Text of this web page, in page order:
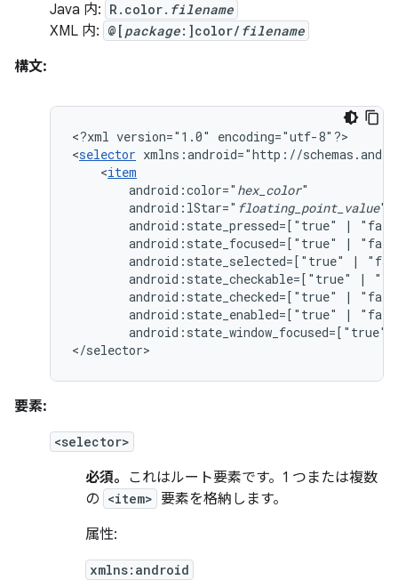
Java 内: R.color. filename
XML 内: @[ package:]color/ filename
構文:
<?xml version="1.0"
encoding="utf-8"?>
<selector xmlns:android="http://
<item
android:color=" hex_color
android:lStar=" floating_point_value
android:state_pressed=["true"
|
android:state_focused=["true"
|
android:state_selected=["true"
|
android:state_checkable=["true"
|
android:state_checked=["true"
|
android:state_enabled=["true"
|
android:state_window_focused=["true"
</selector>
要素:
<selector>
必須。
これはルート要素です。1 つまたは複数
の <item> 要素を格納します。
属性:
xmlns:android